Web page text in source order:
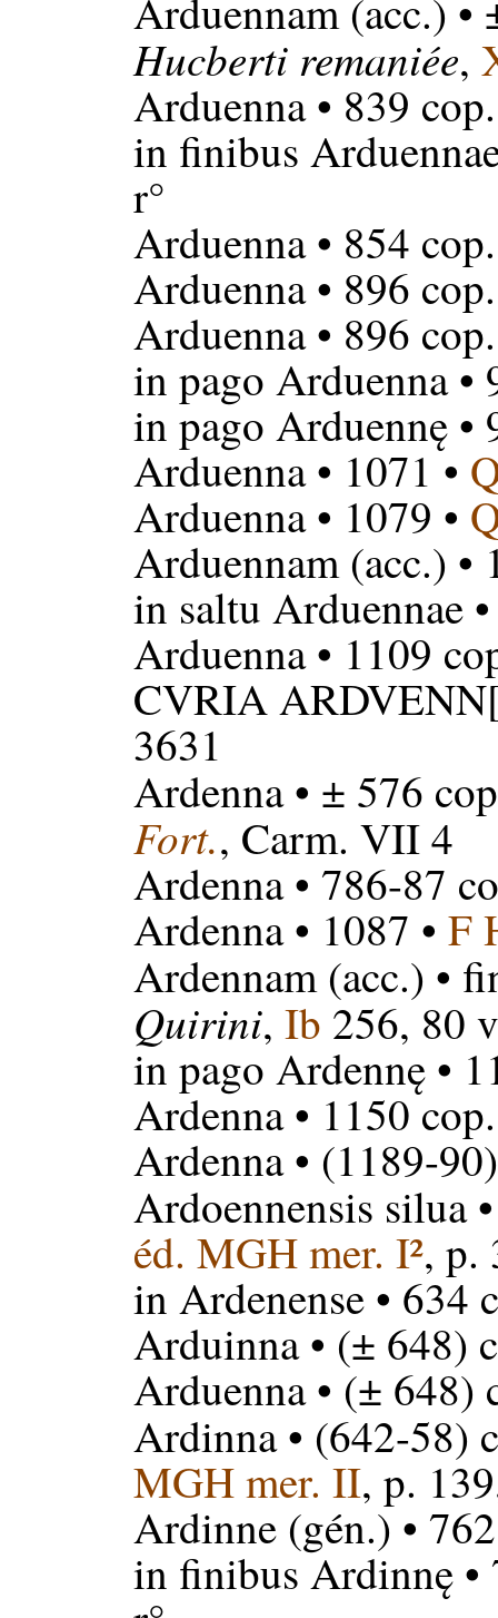
Arduennam(acc.) •
Hucberti remaniée,
Arduenna• 839
in finibus
r°
Arduenna• 854
Arduenna• 896
Arduenna• 896
in pago Arduenna•
in pago Arduennę•
Arduenna• 1071 •
Arduenna• 1079 •
Arduennam(acc.) •
in saltu Arduennae•
Arduenna• 1109
CVRIA
3631
Ardenna• ± 576
Fort., Carm. VII 4
Ardenna• 786-87
Ardenna• 1087 • F
Ardennam(acc.) •
Quirini, Ib 256, 80
in pago Ardennę•
Ardenna• 1150
Ardenna• (1189-
Ardoennensis silua
éd. MGH mer. I², p.
in Ardenense• 634
Arduinna• (± 648)
Arduenna• (± 648)
Ardinna• (642-58)
MGH mer. II, p.
Ardinne(gén.) •
in finibus Ardinnę•